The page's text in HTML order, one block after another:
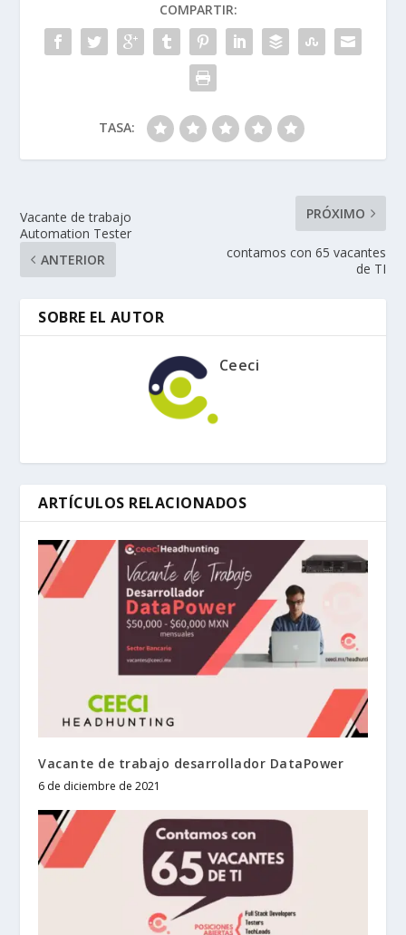
COMPARTIR:
TASA:
Vacante de trabajo
Automation Tester
ANTERIOR
PRÓXIMO
contamos con 65 vacantes
de TI
SOBRE EL AUTOR
Ceeci
ARTÍCULOS RELACIONADOS
Vacante de trabajo desarrollador DataPower
6 de diciembre de 2021